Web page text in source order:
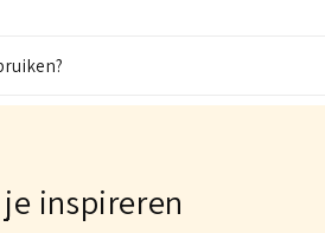
inspireren